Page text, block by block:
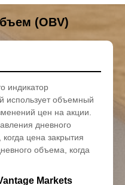
(OBV)
индикатор
использует объемный
цен на акции.
дневного
цена закрытия
объема, когда
Markets